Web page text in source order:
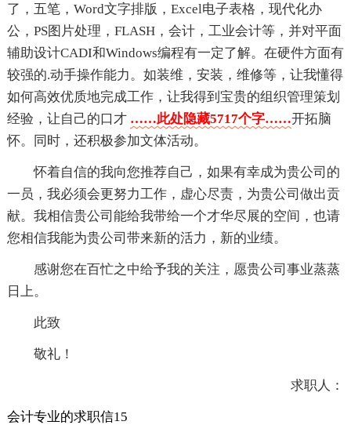
了，五笔，Word文字排版，Excel电子表格，现代化办
公，PS图片处理，FLASH，会计，工业会计等，并对平面
辅助设计CADI和Windows编程有一定了解。在硬件方面有
较强的.动手操作能力。如装维，安装，维修等，让我懂得
如何高效优质地完成工作，让我得到宝贵的组织管理策划
经验，让自己的口才 ……此处隐藏5717个字……开拓脑
怀。同时，还积极参加文体活动。
怀着自信的我向您推荐自己，如果有幸成为贵公司的
一员，我必须会更努力工作，虚心尽责，为贵公司做出贡
献。我相信贵公司能给我带给一个才华尽展的空间，也请
您相信我能为贵公司带来新的活力，新的业绩。
感谢您在百忙之中给予我的关注，愿贵公司事业蒸蒸
日上。
此致
敬礼！
求职人：
会计专业的求职信15